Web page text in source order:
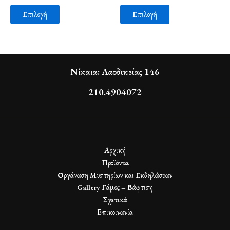
Επιλογή Επιλογή
Νίκαια: Λαοδικείας 146
210.4904072
Αρχική
Προϊόντα
Οργάνωση Μυστηρίων και Εκδηλώσεων
Gallery Γάμος – Βάφτιση
Σχετικά
Επικοινωνία